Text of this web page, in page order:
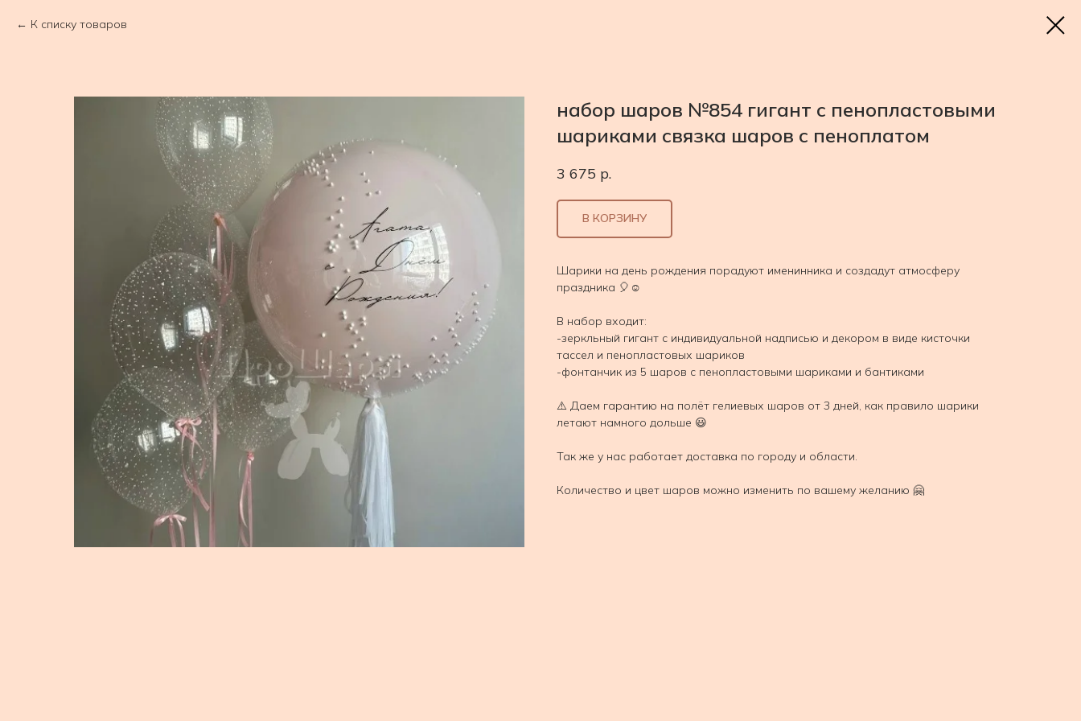
К списку товаров
набор шаров №854 гигант с пенопластовыми
шариками связка шаров с пеноплатом
3 675 р.
В КОРЗИНУ
Шарики на день рождения порадуют именинника и создадут атмосферу
праздника 🎈☺️
В набор входит:
-зеркльный гигант с индивидуальной надписью и декором в виде кисточки
тассел и пенопластовых шариков
-фонтанчик из 5 шаров с пенопластовыми шариками и бантиками
⚠️ Даем гарантию на полёт гелиевых шаров от 3 дней, как правило шарики
летают намного дольше 😃
Так же у нас работает доставка по городу и области.
Количество и цвет шаров можно изменить по вашему желанию 🤗